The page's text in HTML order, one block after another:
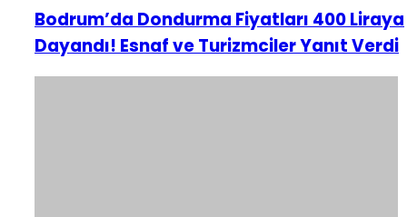
Bodrum’da Dondurma Fiyatları 400 Liraya
Dayandı! Esnaf ve Turizmciler Yanıt Verdi